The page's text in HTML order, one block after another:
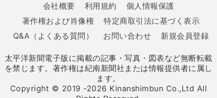
会社概要
利用規約
個人情報保護
著作権および肖像権
特定商取引法に基づく表示
Q&A（よくある質問）
お問い合わせ 新規会員登録
太平洋新聞電子版に掲載の記事・写真・図表など無断転載
を禁じます。著作権は紀南新聞社または情報提供者に属し
ます。
Copyright © 2019 -2026 Kinanshimbun Co.,Ltd All